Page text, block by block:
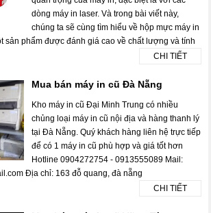
dòng máy in laser. Và trong bài viết này,
chúng ta sẽ cùng tìm hiểu về hộp mực máy in
sản phẩm được đánh giá cao về chất lượng và tính
CHI TIẾT
Mua bán máy in cũ Đà Nẵng
Kho máy in cũ Đại Minh Trung có nhiều
chủng loại máy in cũ nội địa và hàng thanh lý
tại Đà Nẵng. Quý khách hàng liên hệ trực tiếp
để có 1 máy in cũ phù hợp và giá tốt hơn
Hotline 0904272754 - 0913555089 Mail:
Địa chỉ: 163 đỗ quang, đà nẵng
CHI TIẾT